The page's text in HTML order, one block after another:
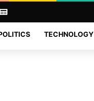
News
TECHNOLOGY